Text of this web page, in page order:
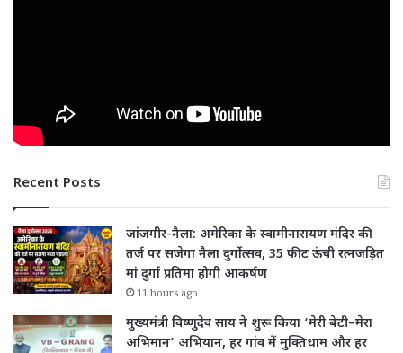
Recent Posts
जांजगीर-नैला: अमेरिका के स्वामीनारायण मंदिर की
तर्ज पर सजेगा नैला दुर्गोत्सव, 35 फीट ऊंची रत्नजड़ित
मां दुर्गा प्रतिमा होगी आकर्षण
11 hours ago
मुख्यमंत्री विष्णुदेव साय ने शुरू किया ‘मेरी बेटी–मेरा
अभिमान’ अभियान, हर गांव में मुक्तिधाम और हर